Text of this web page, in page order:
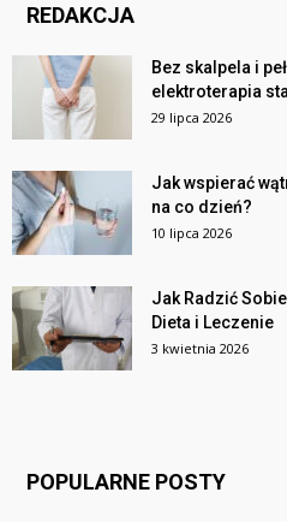
REDAKCJA
Bez skalpela i
elektroterapia
29 lipca 2026
Jak wspierać
na co dzień?
10 lipca 2026
Jak Radzić
Dieta i Leczenie
3 kwietnia 2026
POPULARNE POSTY